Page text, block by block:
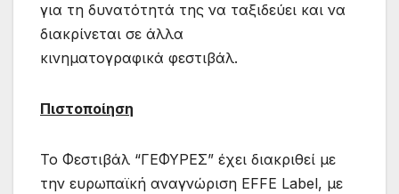
για τη δυνατότητά της να ταξιδεύει και να
διακρίνεται σε άλλα
κινηματογραφικά φεστιβάλ.
Πιστοποίηση
Το Φεστιβάλ “ΓΕΦΥΡΕΣ” έχει διακριθεί με
την ευρωπαϊκή αναγνώριση EFFE Label, με